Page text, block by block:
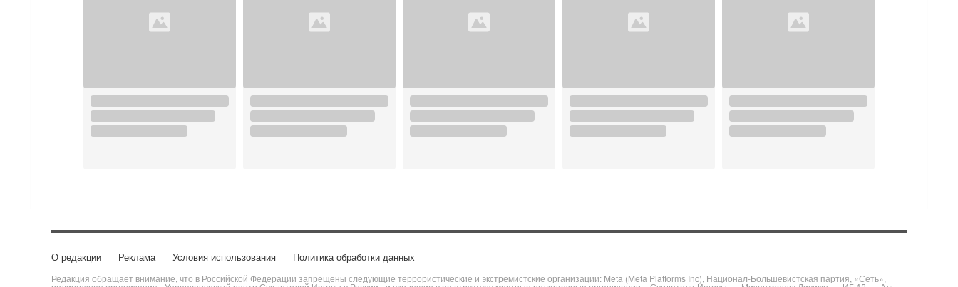
О редакции Реклама Условия использования Политика обработки данных
Редакция обращает внимание, что в Российской Федерации запрещены следующие террористические и экстремистские организации: Meta (Meta Platforms Inc), Национал-Большевистская партия, «Сеть»,